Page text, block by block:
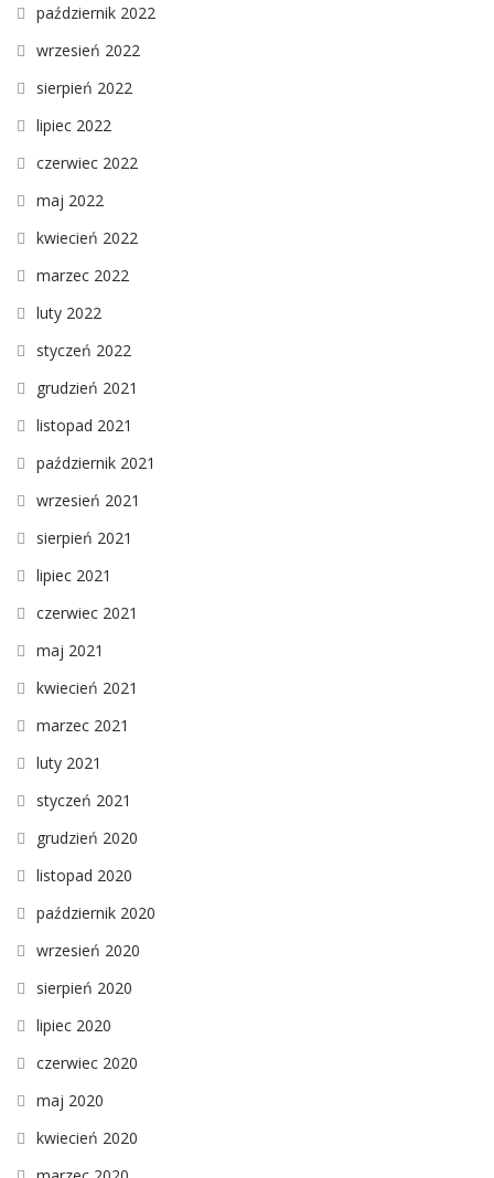
październik 2022
wrzesień 2022
sierpień 2022
lipiec 2022
czerwiec 2022
maj 2022
kwiecień 2022
marzec 2022
luty 2022
styczeń 2022
grudzień 2021
listopad 2021
październik 2021
wrzesień 2021
sierpień 2021
lipiec 2021
czerwiec 2021
maj 2021
kwiecień 2021
marzec 2021
luty 2021
styczeń 2021
grudzień 2020
listopad 2020
październik 2020
wrzesień 2020
sierpień 2020
lipiec 2020
czerwiec 2020
maj 2020
kwiecień 2020